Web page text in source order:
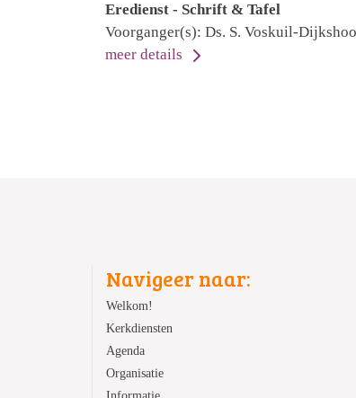
Eredienst - Schrift & Tafel
Voorganger(s): Ds. S. Voskuil-
meer details
Navigeer naar:
Welkom!
Kerkdiensten
Agenda
Organisatie